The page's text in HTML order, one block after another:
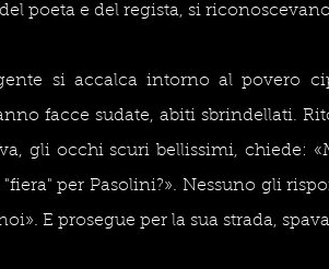
poeta e del regista, si
si accalca intorno al povero
facce sudate, abiti sbrindellati.
gli occhi scuri bellissimi, chiede:
"fiera" per Pasolini?». Nessuno gli
E prosegue per la sua strada,